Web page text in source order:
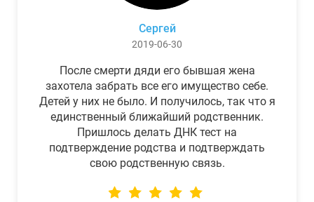
Сергей
2019-06-30
После смерти дяди его бывшая жена
захотела забрать все его имущество себе.
Детей у них не было. И получилось, так что я
единственный ближайший родственник.
Пришлось делать ДНК тест на
подтверждение родства и подтверждать
свою родственную связь.